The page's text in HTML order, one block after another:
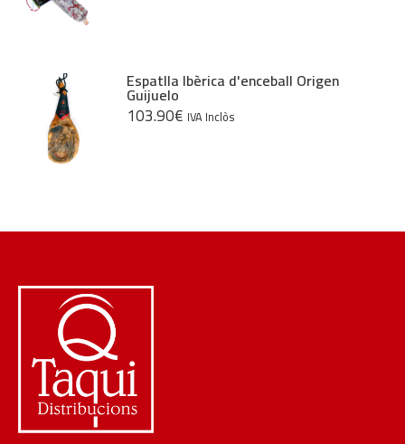
Espatlla Ibèrica d'enceball Origen
Guijuelo
103.90€ IVA Inclòs